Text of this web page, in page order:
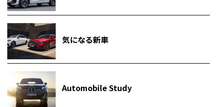
気になる新車
Automobile Study